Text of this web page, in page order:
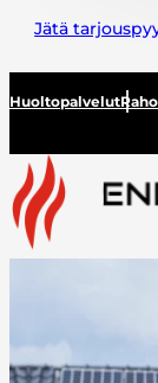
Jätä
Huoltopalvelut